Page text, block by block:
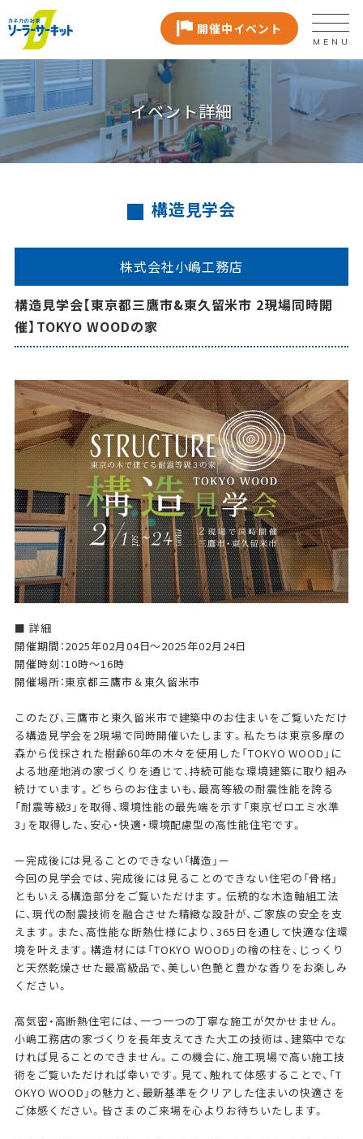
開催中イベント
MENU
イベント詳細
構造見学会
株式会社小嶋工務店
構造見学会【東京都三鷹市&東久留米市 2現場同時開
催】TOKYO WOODの家
■ 詳細
開催期間：2025年02月04日～2025年02月24日
開催時刻：10時～16時
開催場所：東京都三鷹市＆東久留米市
このたび、三鷹市と東久留米市で建築中のお住まいをご覧いただけ
る構造見学会を2現場で同時開催いたします。私たちは東京多摩の
森から伐採された樹齢60年の木々を使用した「TOKYO WOOD」に
よる地産地消の家づくりを通じて、持続可能な環境建築に取り組み
続けています。どちらのお住まいも、最高等級の耐震性能を誇る
「耐震等級3」を取得、環境性能の最先端を示す「東京ゼロエミ水準
3」を取得した、安心・快適・環境配慮型の高性能住宅です。
ー完成後には見ることのできない「構造」ー
今回の見学会では、完成後には見ることのできない住宅の「骨格」
ともいえる構造部分をご覧いただけます。伝統的な木造軸組工法
に、現代の耐震技術を融合させた精緻な設計が、ご家族の安全を支
えます。また、高性能な断熱仕様により、365日を通して快適な住環
境を叶えます。構造材には「TOKYO WOOD」の檜の柱を、じっくり
と天然乾燥させた最高級品で、美しい色艶と豊かな香りをお楽しみ
ください。
高気密・高断熱住宅には、一つ一つの丁寧な施工が欠かせません。
小嶋工務店の家づくりを長年支えてきた大工の技術は、建築中でな
ければ見ることのできません。この機会に、施工現場で高い施工技
術をご覧いただければ幸いです。見て、触れて体感することで、「T
OKYO WOOD」の魅力と、最新基準をクリアした住まいの快適さを
ご体感ください。皆さまのご来場を心よりお待ちいたします。